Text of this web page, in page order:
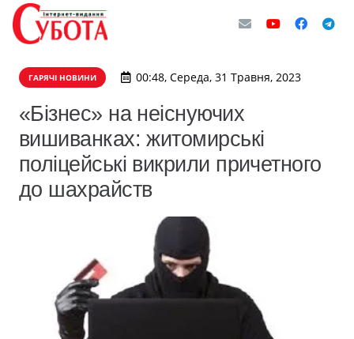
ГАРЯЧІ НОВИНИ 00:48, Середа, 31 Травня, 2023
«Бізнес» на неіснуючих
вишиванках: житомирські
поліцейські викрили причетного
до шахрайств